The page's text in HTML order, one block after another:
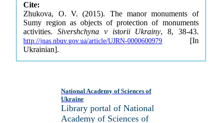
Cite:
Zhukova, O. V. (2015). The manor monuments of
Sumy region as objects of protection of monuments
activities.Sivershchyna v istorii Ukrainy, 8, 38-43.
http://jnas.nbuv.gov.ua/article/UJRN-0000600979 [In
Ukrainian].
National Academy of Sciences of
Ukraine
Library portal of National
Academy of Sciences of